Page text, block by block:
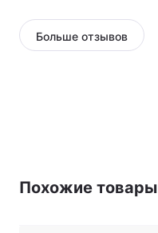
Больше отзывов
Похожие товары